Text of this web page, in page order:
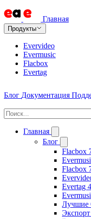
Главная
Продукты
Evervideo
Evermusic
Flacbox
Evertag
Блог Документация
Главная
Блог
Flacbox
Flacbox
Evertag
Лучшие